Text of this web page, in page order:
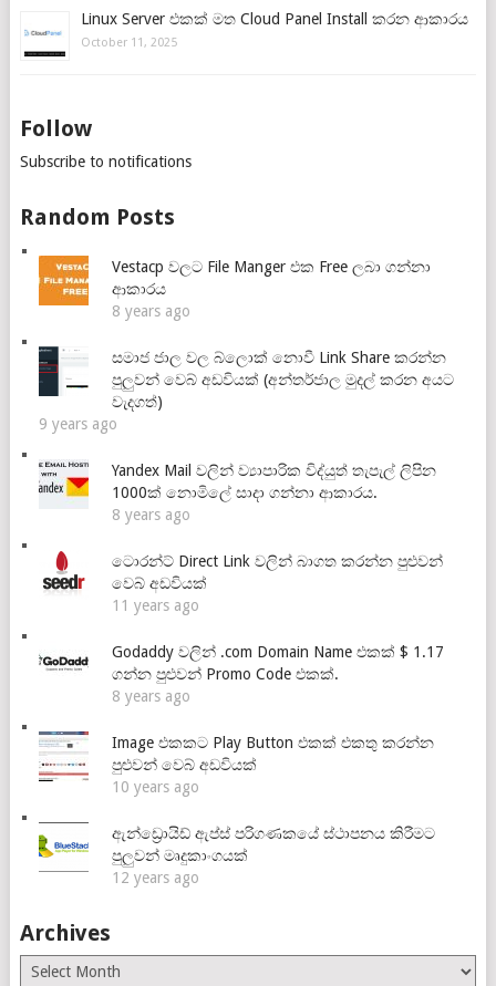
Linux Server එකක් මත Cloud Panel Install කරන ආකාරය
October 11, 2025
Follow
Subscribe to notifications
Random Posts
Vestacp වලට File Manger එක Free ලබා ගන්නා
ආකාරය
8 years ago
සමාජ ජාල වල බ්ලොක් නොවී Link Share කරන්න
පුලුවන් වෙබ් අඩවියක් (අන්තර්ජාල මුදල් කරන අයට
වැදගත්)
9 years ago
Yandex Mail වලින් ව්‍යාපාරික විද්යුත් තැපැල් ලිපින
1000ක් නොමිලේ සාදා ගන්නා ආකාරය.
8 years ago
ටොරන්ට් Direct Link වලින් බාගත කරන්න පුළුවන්
වෙබ් අඩවියක්
11 years ago
Godaddy වලින් .com Domain Name එකක් $ 1.17
ගන්න පුළුවන් Promo Code එකක්.
8 years ago
Image එකකට Play Button එකක් එකතු කරන්න
පුළුවන් වෙබ් අඩවියක්
10 years ago
ඇන්ඩ්‍රොයිඩ් ඇප්ස් පරිගණකයේ ස්ථාපනය කිරීමට
පුලුවන් මෘදුකාංගයක්
12 years ago
Archives
Archives